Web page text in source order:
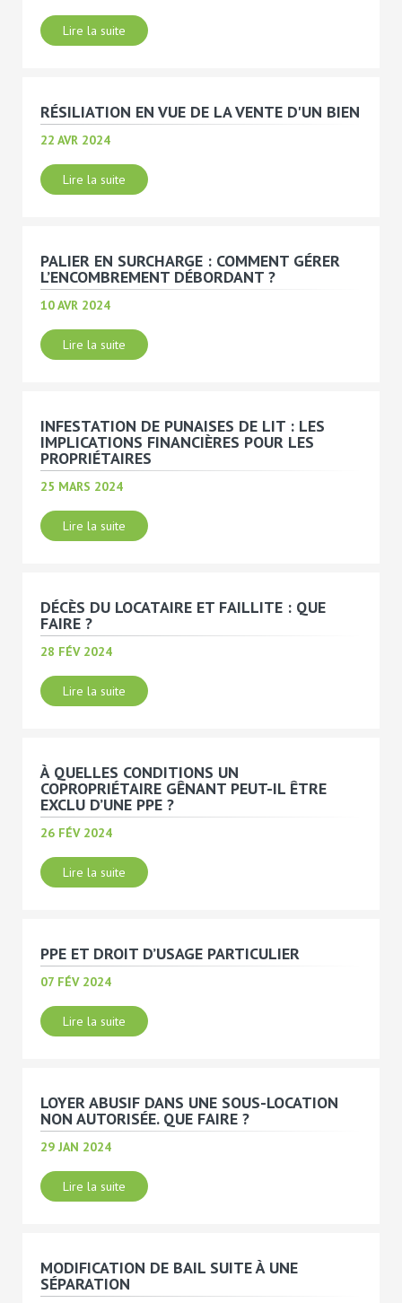
Lire la suite
RÉSILIATION EN VUE DE LA VENTE D'UN BIEN
22 AVR 2024
Lire la suite
PALIER EN SURCHARGE : COMMENT GÉRER
L’ENCOMBREMENT DÉBORDANT ?
10 AVR 2024
Lire la suite
INFESTATION DE PUNAISES DE LIT : LES
IMPLICATIONS FINANCIÈRES POUR LES
PROPRIÉTAIRES
25 MARS 2024
Lire la suite
DÉCÈS DU LOCATAIRE ET FAILLITE : QUE
FAIRE ?
28 FÉV 2024
Lire la suite
À QUELLES CONDITIONS UN
COPROPRIÉTAIRE GÊNANT PEUT-IL ÊTRE
EXCLU D’UNE PPE ?
26 FÉV 2024
Lire la suite
PPE ET DROIT D’USAGE PARTICULIER
07 FÉV 2024
Lire la suite
LOYER ABUSIF DANS UNE SOUS-LOCATION
NON AUTORISÉE. QUE FAIRE ?
29 JAN 2024
Lire la suite
MODIFICATION DE BAIL SUITE À UNE
SÉPARATION